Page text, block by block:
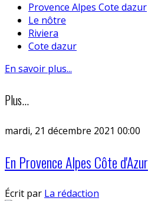
Provence Alpes Cote dazur
Le nôtre
Riviera
Cote dazur
En savoir plus...
Plus...
mardi, 21 décembre 2021 00:00
En Provence Alpes Côte d'Azur
Écrit par La rédaction